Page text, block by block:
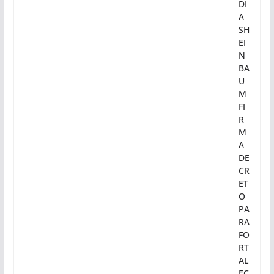
PR
ES
ID
EN
TA
CL
AU
DI
A
SH
EI
N
BA
U
M
FI
R
M
A
DE
CR